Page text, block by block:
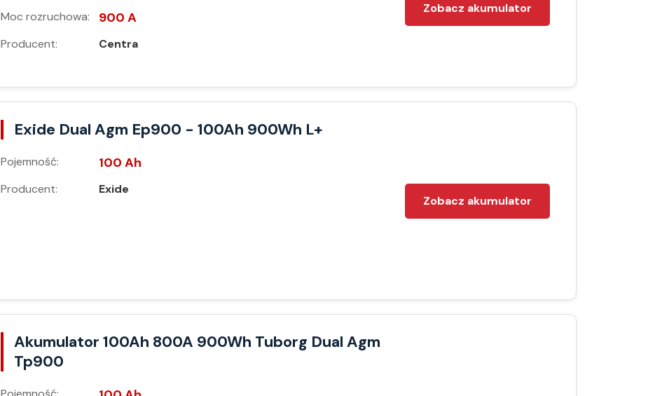
Moc rozruchowa: 900 A
Producent: Centra
Zobacz akumulator
Exide Dual Agm Ep900 - 100Ah 900Wh L+
Pojemność: 100 Ah
Producent: Exide
Zobacz akumulator
Akumulator 100Ah 800A 900Wh Tuborg Dual Agm
Tp900